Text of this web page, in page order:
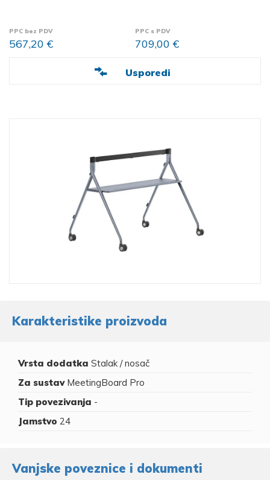
PPC bez PDV
567,20 €
PPC s PDV
709,00 €
Usporedi
Karakteristike proizvoda
Vrsta dodatka Stalak / nosač
Za sustavMeetingBoard Pro
Tip povezivanja -
Jamstvo 24
Vanjske poveznice i dokumenti